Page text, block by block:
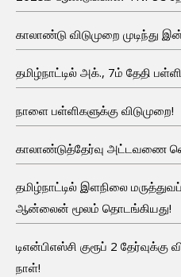
காலாண்டு விடுமுறை முடிந்து
தமிழ்நாட்டில் அக்., 7ம் தேதி
நாளை பள்ளிகளுக்கு விடுமுறை!
காலாண்டுத்தேர்வு அட்டவணை
தமிழ்நாட்டில் இளநிலை
ஆன்லைன் மூலம் தொடங்கியது!
டிஎன்பிஎஸ்சி குரூப் 2
நாள்!